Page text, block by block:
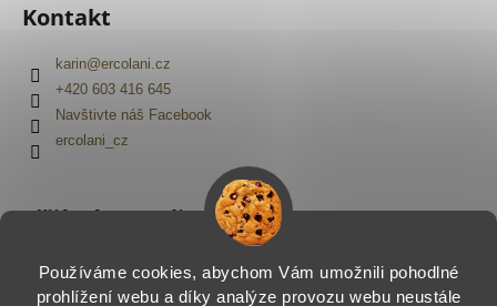
Používáme cookies, abychom Vám umožnili pohodlné
prohlížení webu a díky analýze provozu webu neustále
Kontakt
karin@ercolani.cz
+420 603 416 645
Navštivte náš Facebook
ercolani_cz
Přijímáme online platby